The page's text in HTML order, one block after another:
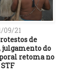
09/21
de
julgamento do
retoma no
STF